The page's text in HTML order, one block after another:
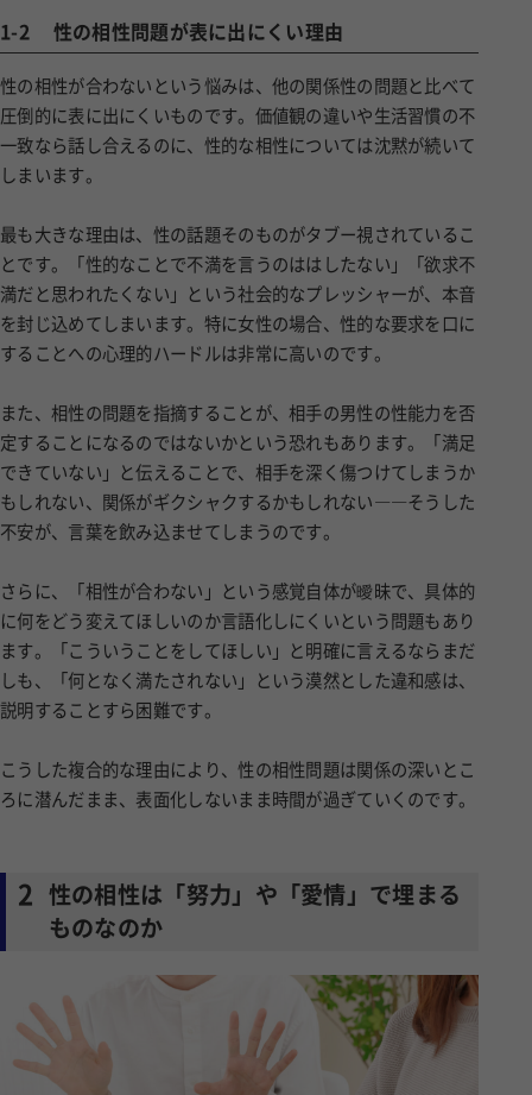
1-2 性の相性問題が表に出にくい理由
性の相性が合わないという悩みは、他の関係性の問題と比べて
圧倒的に表に出にくいものです。価値観の違いや生活習慣の不
一致なら話し合えるのに、性的な相性については沈黙が続いて
しまいます。
最も大きな理由は、性の話題そのものがタブー視されているこ
とです。「性的なことで不満を言うのははしたない」「欲求不
満だと思われたくない」という社会的なプレッシャーが、本音
を封じ込めてしまいます。特に女性の場合、性的な要求を口に
することへの心理的ハードルは非常に高いのです。
また、相性の問題を指摘することが、相手の男性の性能力を否
定することになるのではないかという恐れもあります。「満足
できていない」と伝えることで、相手を深く傷つけてしまうか
もしれない、関係がギクシャクするかもしれない――そうした
不安が、言葉を飲み込ませてしまうのです。
さらに、「相性が合わない」という感覚自体が曖昧で、具体的
に何をどう変えてほしいのか言語化しにくいという問題もあり
ます。「こういうことをしてほしい」と明確に言えるならまだ
しも、「何となく満たされない」という漠然とした違和感は、
説明することすら困難です。
こうした複合的な理由により、性の相性問題は関係の深いとこ
ろに潜んだまま、表面化しないまま時間が過ぎていくのです。
2
性の相性は「努力」や「愛情」で埋まる
ものなのか